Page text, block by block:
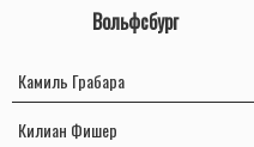
Вольфсбург
Камиль Грабара
Килиан Фишер